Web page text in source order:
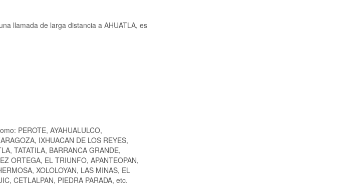
llamada de larga distancia a AHUATLA, es
PEROTE, AYAHUALULCO,
IXHUACAN DE LOS REYES,
TATATILA, BARRANCA GRANDE,
ORTEGA, EL TRIUNFO, APANTEOPAN,
XOLOLOYAN, LAS MINAS, EL
CETLALPAN, PIEDRA PARADA, etc.